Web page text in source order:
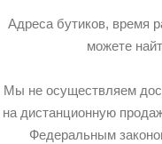
Адреса бутиков, время
можете
Мы не осуществляем
на дистанционную
Федеральным